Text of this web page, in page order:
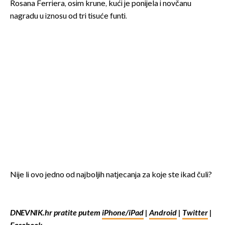
Rosana Ferriera, osim krune, kući je ponijela i novčanu
nagradu u iznosu od tri tisuće funti.
Nije li ovo jedno od najboljih natjecanja za koje ste ikad čuli?
DNEVNIK.hr pratite putem iPhone/iPad |Android | Twitter |